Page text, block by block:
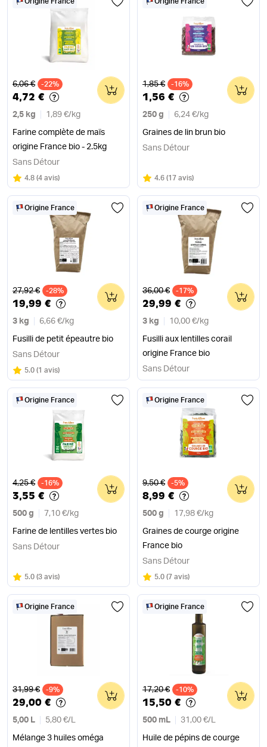
Ancien prix
6,06 € -22%
4,72 €
2,5 kg 1,89 €/ kg
Farine complète de maïs
origine France bio - 2.5kg
0
Sans Détour
Note
4.8 sur 5
(4 avis)
Ancien prix
1,85 € -16%
1,56 €
250 g 6,24 €/ kg
Graines de lin brun bio
0
Sans Détour
Note
4.6 sur 5
(17 avis)
Origine France
Ancien prix
27,92 € -28%
19,99 €
3 kg 6,66 €/ kg
Fusilli de petit épeautre bio
0
Sans Détour
Note
5.0 sur 5
(1 avis)
Origine France
Ancien prix
36,00 € -17%
29,99 €
3 kg 10,00 €/ kg
Fusilli aux lentilles corail
origine France bio
0
Sans Détour
Origine France
Ancien prix
4,25 € -16%
3,55 €
500 g 7,10 €/ kg
Farine de lentilles vertes bio
0
Sans Détour
Note
5.0 sur 5
(3 avis)
Origine France
Ancien prix
9,50 € -5%
8,99 €
500 g 17,98 €/ kg
Graines de courge origine
France bio
0
Sans Détour
Note
5.0 sur 5
(7 avis)
Origine France
Ancien prix
31,99 € -9%
29,00 €
5,00 L 5,80 €/ L
Mélange 3 huiles oméga
0
Origine France
Ancien prix
17,20 € -10%
15,50 €
500 mL 31,00 €/ L
Huile de pépins de courge
0